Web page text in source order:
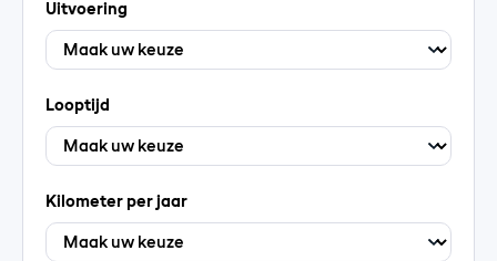
Uitvoering
Looptijd
Kilometer per jaar